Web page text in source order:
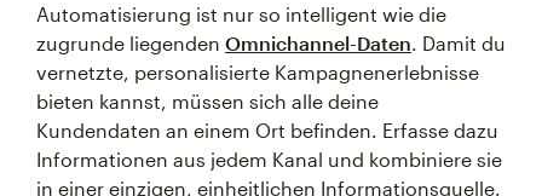
Automatisierung ist nur so intelligent wie die
zugrunde liegenden Omnichannel-Daten. Damit du
vernetzte, personalisierte Kampagnenerlebnisse
bieten kannst, müssen sich alle deine
Kundendaten an einem Ort befinden. Erfasse dazu
Informationen aus jedem Kanal und kombiniere sie
in einer einzigen, einheitlichen Informationsquelle.